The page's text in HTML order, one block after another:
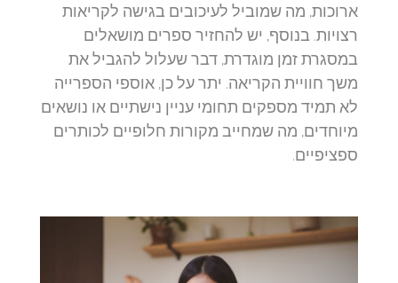
ארוכות, מה שמוביל לעיכובים בגישה לקריאות
רצויות. בנוסף, יש להחזיר ספרים מושאלים
במסגרת זמן מוגדרת, דבר שעלול להגביל את
משך חוויית הקריאה. יתר על כן, אוספי הספרייה
לא תמיד מספקים תחומי עניין נישתיים או נושאים
מיוחדים, מה שמחייב מקורות חלופיים לכותרים
ספציפיים.